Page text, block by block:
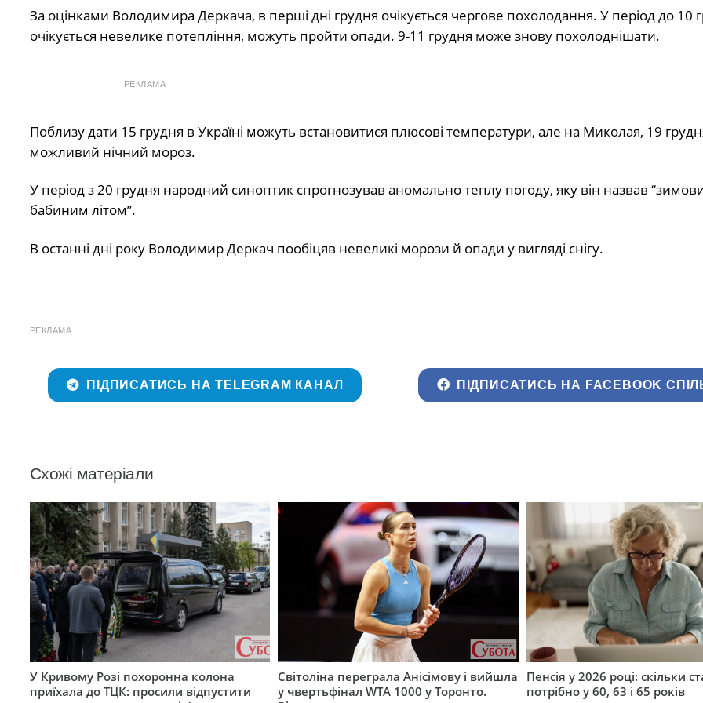
За оцінками Володимира Деркача, в перші дні грудня очікується чергове похолодання. У період до 10
очікується невелике потепління, можуть пройти опади. 9-11 грудня може знову похолоднішати.
РЕКЛАМА
Поблизу дати 15 грудня в Україні можуть встановитися плюсові температури, але на Миколая, 19
можливий нічний мороз.
У період з 20 грудня народний синоптик спрогнозував аномально теплу погоду, яку він назвав
бабиним літом”.
В останні дні року Володимир Деркач пообіцяв невеликі морози й опади у вигляді снігу.
РЕКЛАМА
ПІДПИСАТИСЬ НА TELEGRAM КАНАЛ ПІДПИСАТИСЬ НА FACEBOOK
Схожі матеріали
У Кривому Розі похоронна колона
приїхала до ТЦК: просили відпустити
Світоліна переграла Анісімову і вийшла
у чвертьфінал WTA 1000 у Торонто.
Пенсія у 2026 році: скільки
потрібно у 60, 63 і 65 років